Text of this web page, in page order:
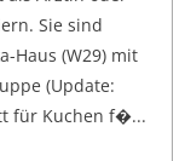
Sie sind
Haus (W29) mit
(Update:
für Kuchen f�...